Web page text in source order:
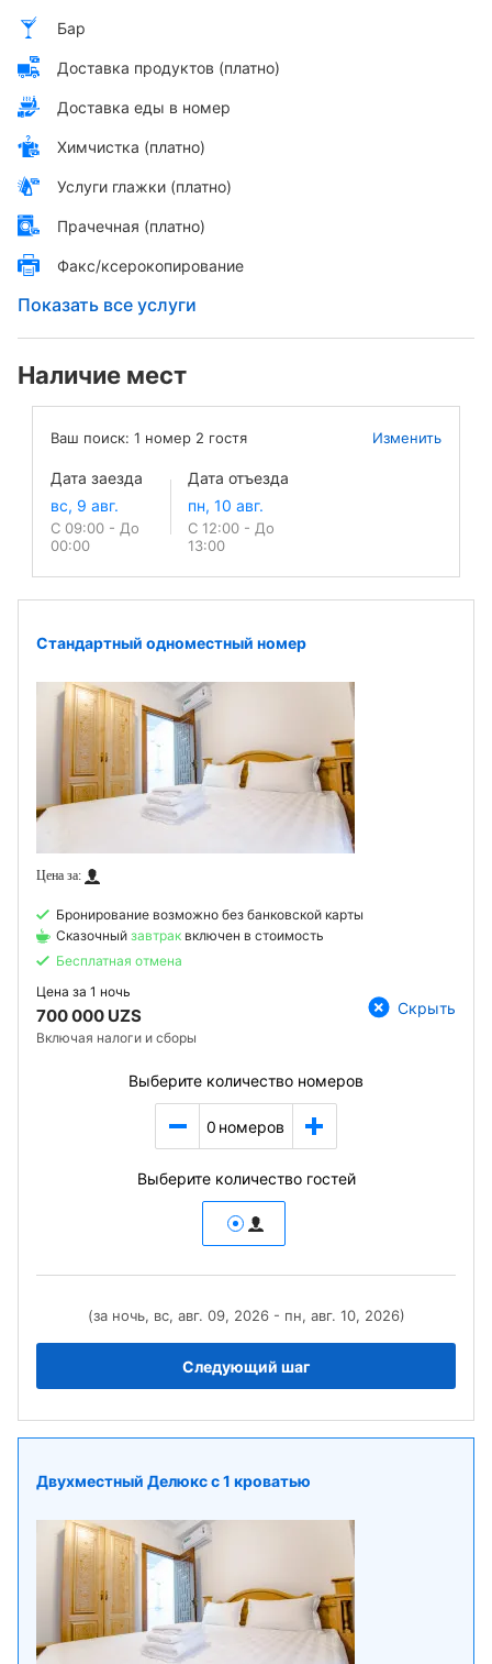
Бар
Доставка продуктов (платно)
Доставка еды в номер
Химчистка (платно)
Услуги глажки (платно)
Прачечная (платно)
Факс/ксерокопирование
Показать все услуги
Наличие мест
Ваш поиск: 1 номер 2 гостя Изменить
Дата заезда
С 09:00 - До
00:00
Дата отъезда
С 12:00 - До
13:00
Стандартный одноместный номер
Бронирование возможно без банковской карты
Сказочный завтрак включен в стоимость
Бесплатная отмена
Цена за 1 ночь
700 000 UZS
Включая налоги и сборы
Скрыть
Выберите количество номеров
0 номеров
Выберите количество гостей
(за ночь, вс, авг. 09, 2026 - пн, авг. 10, 2026)
Следующий шаг
Двухместный Делюкс с 1 кроватью